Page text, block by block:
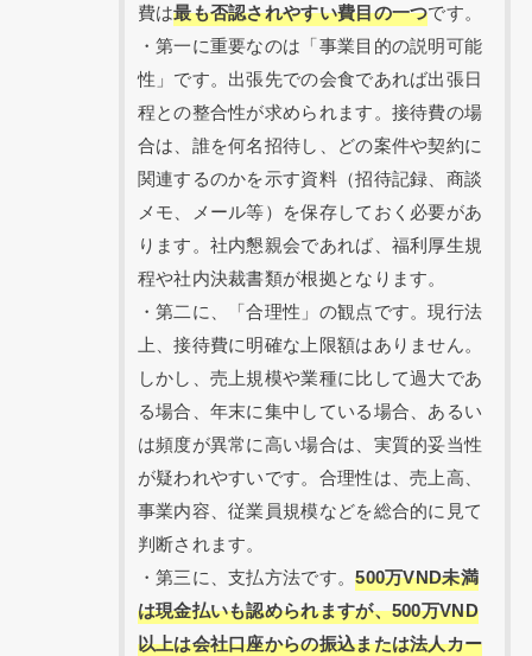
費は最も否認されやすい費目の一つです。
・第一に重要なのは「事業目的の説明可能
性」です。出張先での会食であれば出張日
程との整合性が求められます。接待費の場
合は、誰を何名招待し、どの案件や契約に
関連するのかを示す資料（招待記録、商談
メモ、メール等）を保存しておく必要があ
ります。社内懇親会であれば、福利厚生規
程や社内決裁書類が根拠となります。
・第二に、「合理性」の観点です。現行法
上、接待費に明確な上限額はありません。
しかし、売上規模や業種に比して過大であ
る場合、年末に集中している場合、あるい
は頻度が異常に高い場合は、実質的妥当性
が疑われやすいです。合理性は、売上高、
事業内容、従業員規模などを総合的に見て
判断されます。
・第三に、支払方法です。500万VND未満
は現金払いも認められますが、500万VND
以上は会社口座からの振込または法人カー